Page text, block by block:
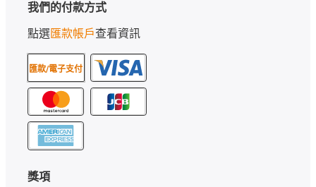
我們的付款方式
點選匯款帳戶查看資訊
匯款/電子支付
獎項